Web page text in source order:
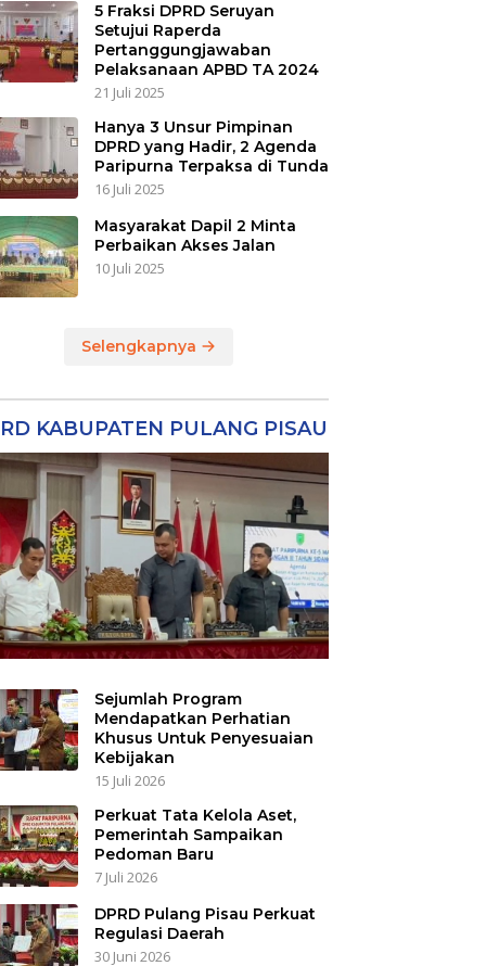
5 Fraksi DPRD Seruyan
Setujui Raperda
Pertanggungjawaban
Pelaksanaan APBD TA 2024
21 Juli 2025
Hanya 3 Unsur Pimpinan
DPRD yang Hadir, 2 Agenda
Paripurna Terpaksa di Tunda
16 Juli 2025
Masyarakat Dapil 2 Minta
Perbaikan Akses Jalan
10 Juli 2025
Selengkapnya
KABUPATEN PULANG PISAU
Sejumlah Program
Mendapatkan Perhatian
Khusus Untuk Penyesuaian
Kebijakan
15 Juli 2026
Perkuat Tata Kelola Aset,
Pemerintah Sampaikan
Pedoman Baru
7 Juli 2026
DPRD Pulang Pisau Perkuat
Regulasi Daerah
30 Juni 2026